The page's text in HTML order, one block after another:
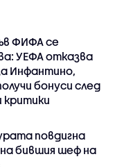
ФИФА се
УЕФА отказва
Инфантино,
бонуси след
критики
повдигна
бившия шеф на